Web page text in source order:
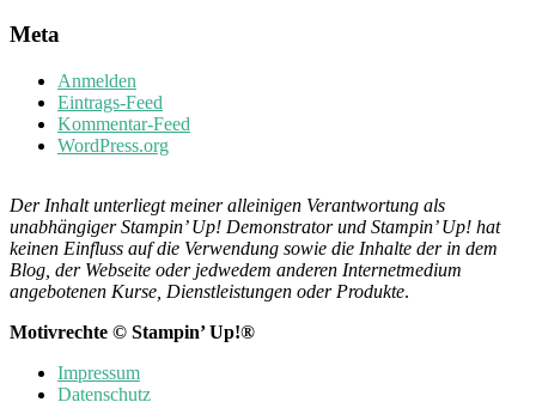
Meta
Anmelden
Eintrags-Feed
Kommentar-Feed
WordPress.org
Der Inhalt unterliegt meiner alleinigen Verantwortung als
unabhängiger Stampin’ Up! Demonstrator und Stampin’ Up! hat
keinen Einfluss auf die Verwendung sowie die Inhalte der in dem
Blog, der Webseite oder jedwedem anderen Internetmedium
angebotenen Kurse, Dienstleistungen oder Produkte.
Motivrechte © Stampin’ Up!®
Impressum
Datenschutz